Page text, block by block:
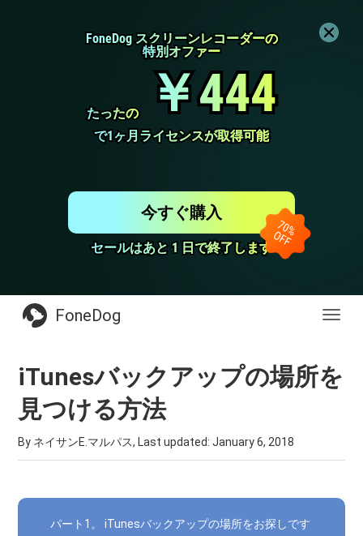
FoneDog スクリーンレコーダーの
FoneDog スクリーンレコーダーの
特別オファー
特別オファー
たったの
たったの ￥444
￥444
で1ヶ月ライセンスが取得可能
で1ヶ月ライセンスが取得可能
セールはあと 1 日で終了します
セールはあと 1 日で終了します
今すぐ購入
FoneDog
iTunesバックアップの場所を
見つける方法
By ネイサンE.マルパス, Last updated:January 6, 2018
パート1。 iTunesバックアップの場所をお探しです